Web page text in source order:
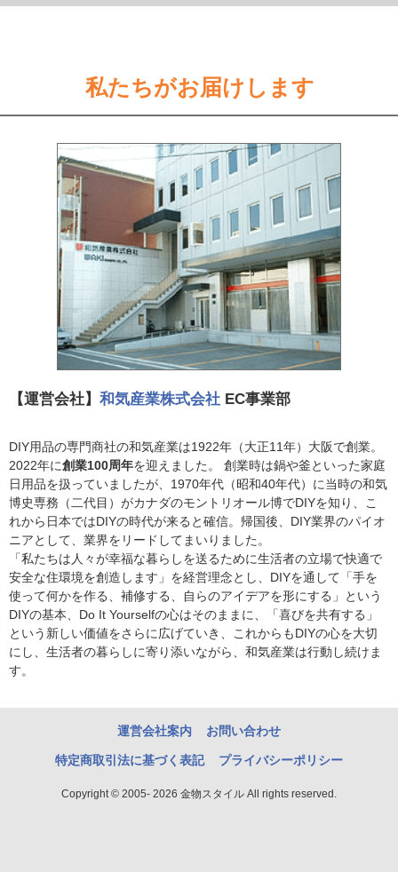
私たちがお届けします
【運営会社】 和気産業株式会社 EC事業部
DIY用品の専門商社の和気産業は1922年（大正11年）大阪で創業。
2022年に創業100周年を迎えました。 創業時は鍋や釜といった家庭
日用品を扱っていましたが、1970年代（昭和40年代）に当時の和気
博史専務（二代目）がカナダのモントリオール博でDIYを知り、こ
れから日本ではDIYの時代が来ると確信。帰国後、DIY業界のパイオ
ニアとして、業界をリードしてまいりました。
「私たちは人々が幸福な暮らしを送るために生活者の立場で快適で
安全な住環境を創造します」を経営理念とし、DIYを通して「手を
使って何かを作る、補修する、自らのアイデアを形にする」という
DIYの基本、Do It Yourselfの心はそのままに、「喜びを共有する」
という新しい価値をさらに広げていき、これからもDIYの心を大切
にし、生活者の暮らしに寄り添いながら、和気産業は行動し続けま
す。
運営会社案内 お問い合わせ
特定商取引法に基づく表記 プライバシーポリシー
Copyright © 2005- 2026 金物スタイル All rights reserved.